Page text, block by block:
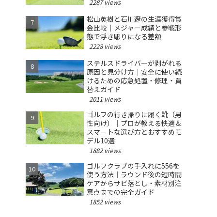
2287 views
松山英樹と石川遼の生涯獲得賞
金比較｜メジャー成績と参戦形
態で浮き彫りになる差額
2228 views
ステルスドライバーが剥がれる
原因と見分け方｜安全に使い続
けるための応急処置・修理・買
替えガイド
2011 views
ゴルフの行き帰りに履く靴（男
性向け）｜プロが教える快適＆
スマートな選び方とおすすめモ
デル10選
1882 views
ゴルフクラブの手入れに556を
使う方法｜ラウンド後の短時間
ケアからサビ落とし・素材別注
意点までの完全ガイド
1852 views